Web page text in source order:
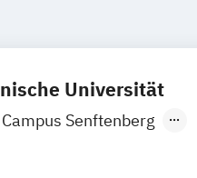
Universität
Campus Senftenberg